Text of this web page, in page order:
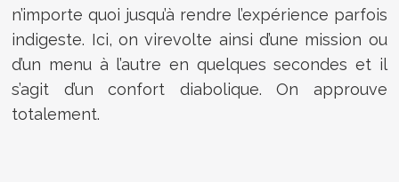
n’importe quoi jusqu’à rendre l’expérience parfois
indigeste. Ici, on virevolte ainsi d’une mission ou
d’un menu à l’autre en quelques secondes et il
s’agit d’un confort diabolique. On approuve
totalement.